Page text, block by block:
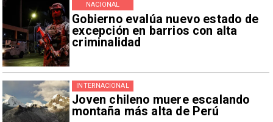
Gobierno evalúa nuevo estado de
excepción en barrios con alta
criminalidad
NACIONAL
Joven chileno muere escalando
montaña más alta de Perú
INTERNACIONAL